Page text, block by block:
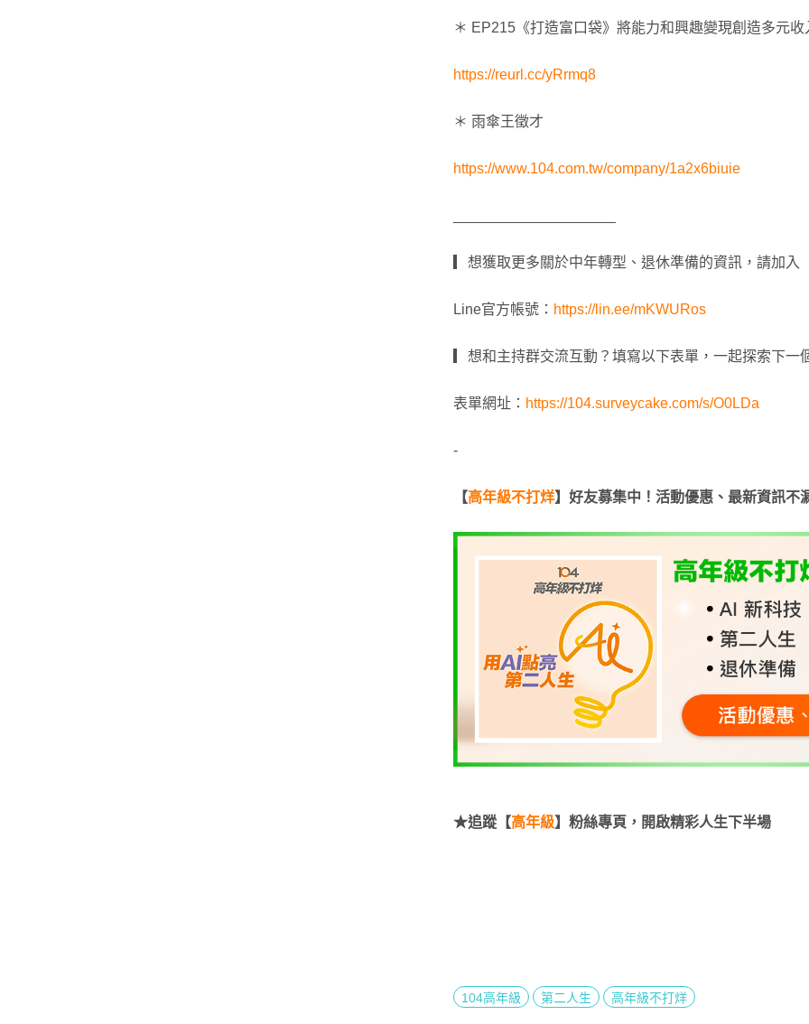
＊ EP215《打造富口袋》將能力和興趣變現創造多元收
https://reurl.cc/yRrmq8
＊ 雨傘王徵才
https://www.104.com.tw/company/1a2x6biuie
▎想獲取更多關於中年轉型、退休準備的資訊，請加入
Line官方帳號： https://lin.ee/mKWURos
▎想和主持群交流互動？填寫以下表單，一起探索下一
表單網址： https://104.surveycake.com/s/O0LDa
-
【高年級不打烊】好友募集中！活動優惠、最新資訊
★追蹤【高年級】粉絲專頁，開啟精彩人生下半場
104高年級 第二人生 高年級不打烊